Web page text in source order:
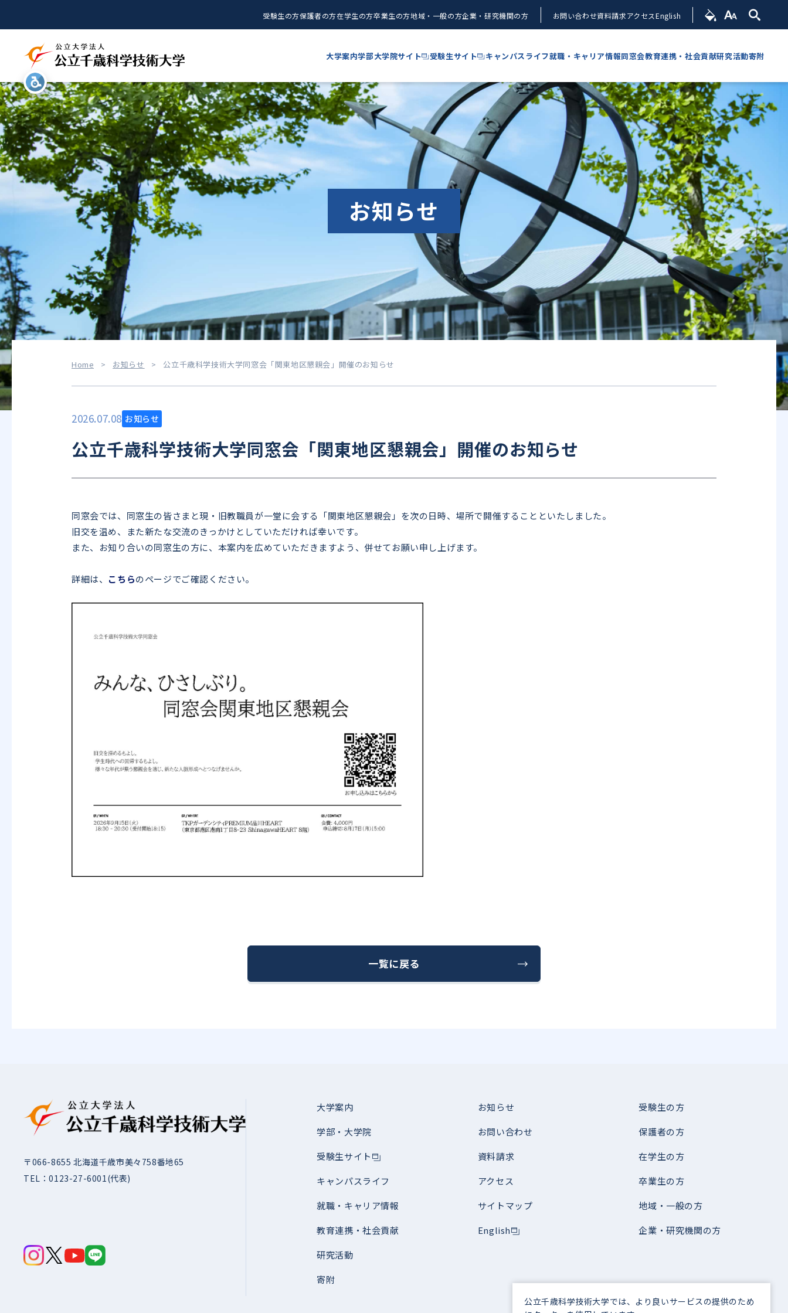
受験生の方保護者の方在学生の方卒業生の方地域・一般の方企業・研究機関の方 お問い合わせ資料請求アクセスEnglish
大学案内学部大学院サイト 受験生サイト キャンパスライフ就職・キャリア情報同窓会教育連携・社会貢献研究活動寄附
公立千歳科学技術大学では、より良いサービスの提供のため
お知らせ
Home > お知らせ > 公立千歳科学技術大学同窓会「関東地区懇親会」開催のお知らせ
2026.07.08 お知らせ
公立千歳科学技術大学同窓会「関東地区懇親会」開催のお知らせ
同窓会では、同窓生の皆さまと現・旧教職員が一堂に会する「関東地区懇親会」を次の日時、場所で開催することといたしました。
旧交を温め、また新たな交流のきっかけとしていただければ幸いです。
また、お知り合いの同窓生の方に、本案内を広めていただきますよう、併せてお願い申し上げます。
詳細は、 こちらのページでご確認ください。
一覧に戻る
〒066-8655 北海道千歳市美々758番地65
TEL：0123-27-6001 (代表)
大学案内
学部・大学院
受験生サイト
キャンパスライフ
就職・キャリア情報
教育連携・社会貢献
研究活動
寄附
お知らせ
お問い合わせ
資料請求
アクセス
サイトマップ
English
受験生の方
保護者の方
在学生の方
卒業生の方
地域・一般の方
企業・研究機関の方